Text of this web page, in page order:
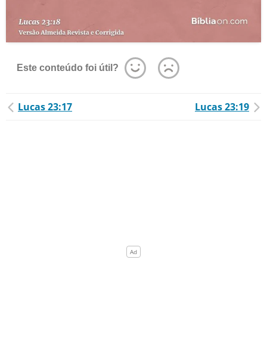
Este conteúdo foi útil?
Lucas 23:17 Lucas 23:19